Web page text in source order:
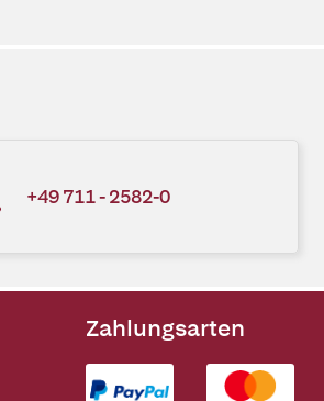
+49 711 - 2582-0
Zahlungsarten